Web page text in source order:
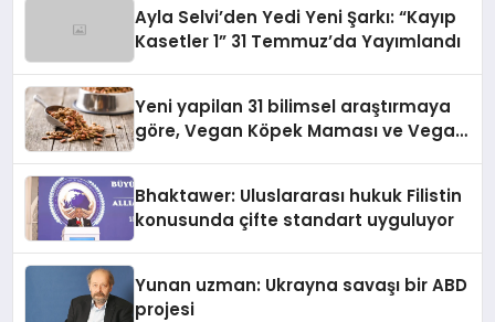
Ayla Selvi’den Yedi Yeni Şarkı: “Kayıp
Kasetler 1” 31 Temmuz’da Yayımlandı
Yeni yapilan 31 bilimsel araştırmaya
göre, Vegan Köpek Maması ve Vegan
Bhaktawer: Uluslararası hukuk Filistin
konusunda çifte standart uyguluyor
Yunan uzman: Ukrayna savaşı bir ABD
projesi